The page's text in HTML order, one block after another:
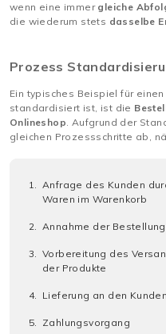
wenn eine immer gleiche
die wiederum stets dasselbe
Prozess
Ein typisches Beispiel für
standardisiert ist, ist die
Onlineshop. Aufgrund der
gleichen Prozessschritte ab,
Anfrage des Kunden
Waren im Warenkorb
Annahme der
Vorbereitung des
der Produkte
Lieferung an den Kunden
Zahlungsvorgang